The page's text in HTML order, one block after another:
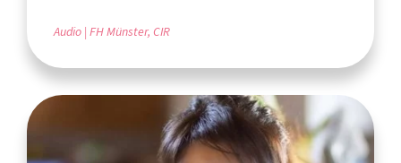
Audio FH Münster, CIR